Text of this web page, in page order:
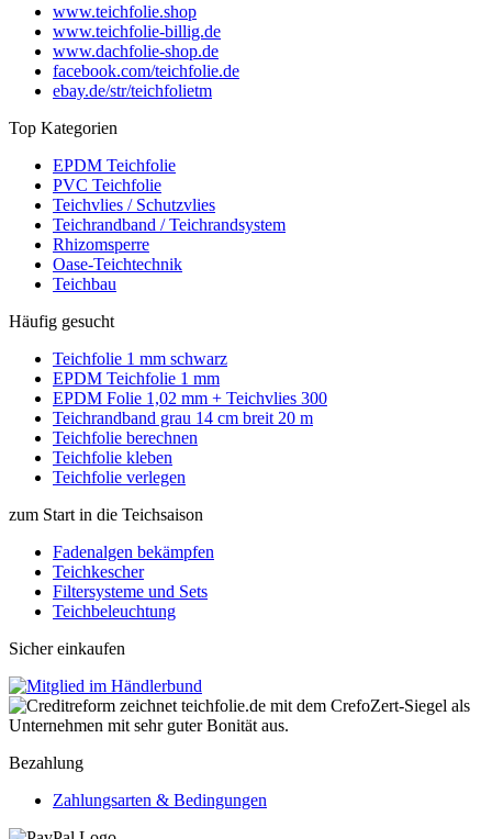
www.teichfolie.shop
www.teichfolie-billig.de
www.dachfolie-shop.de
facebook.com/teichfolie.de
ebay.de/str/teichfolietm
Top Kategorien
EPDM Teichfolie
PVC Teichfolie
Teichvlies / Schutzvlies
Teichrandband / Teichrandsystem
Rhizomsperre
Oase-Teichtechnik
Teichbau
Häufig gesucht
Teichfolie 1 mm schwarz
EPDM Teichfolie 1 mm
EPDM Folie 1,02 mm + Teichvlies 300
Teichrandband grau 14 cm breit 20 m
Teichfolie berechnen
Teichfolie kleben
Teichfolie verlegen
zum Start in die Teichsaison
Fadenalgen bekämpfen
Teichkescher
Filtersysteme und Sets
Teichbeleuchtung
Sicher einkaufen
Bezahlung
Zahlungsarten & Bedingungen